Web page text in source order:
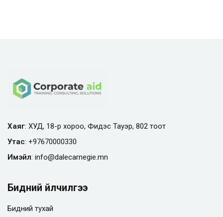
Хаяг: ХУД, 18-р хороо, Фидэс Тауэр, 802 тоот
Утас: +97670000330
Имэйл: info@dalecarnegie.mn
Бидний үйлчилгээ
Бидний тухай